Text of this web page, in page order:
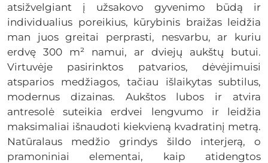
atsižvelgiant į užsakovo gyvenimo būdą ir
individualius poreikius, kūrybinis braižas leidžia
man juos greitai perprasti, nesvarbu, ar kuriu
erdvę 300 m² namui, ar dviejų aukštų butui.
Virtuvėje pasirinktos patvarios, dėvėjimuisi
atsparios medžiagos, tačiau išlaikytas subtilus,
modernus dizainas. Aukštos lubos ir atvira
antresolė suteikia erdvei lengvumo ir leidžia
maksimaliai išnaudoti kiekvieną kvadratinį metrą.
Natūralaus medžio grindys šildo interjerą, o
pramoniniai elementai, kaip atidengtos